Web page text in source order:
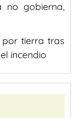
no gobierna,
por tierra tras
incendio